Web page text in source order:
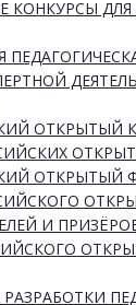
КОНКУРСЫ
ОТКРЫТЫЙ
ОТКРЫТЫЙ
И